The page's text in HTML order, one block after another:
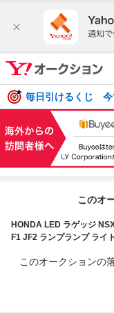
毎日引けるくじ 今
このオ
HONDA LED ラゲッジ
F1 JF2 ランプランプ ライ
このオークションの